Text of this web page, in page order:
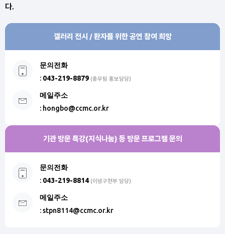
다.
갤러리 전시 / 환자를 위한 공연 참여 희망
문의전화
: 043-219-8879 (총무팀 홍보담당)
메일주소
: hongbo@ccmc.or.kr
기관 방문 특강(지식나눔) 등 방문 프로그램 문의
문의전화
: 043-219-8814 (이념구현부 담당)
메일주소
:stpn8114@ccmc.or.kr